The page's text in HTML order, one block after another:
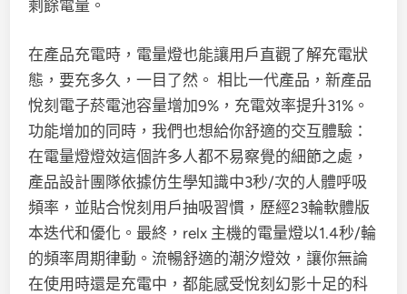
剩餘電量。
在產品充電時，電量燈也能讓用戶直觀了解充電狀
態，要充多久，一目了然。 相比一代產品，新產品
悅刻電子菸電池容量增加9%，充電效率提升31%。
功能增加的同時，我們也想給你舒適的交互體驗：
在電量燈燈效這個許多人都不易察覺的細節之處，
產品設計團隊依據仿生學知識中3秒/次的人體呼吸
頻率，並貼合悅刻用戶抽吸習慣，歷經23輪軟體版
本迭代和優化。最終，relx 主機的電量燈以1.4秒/輪
的頻率周期律動。流暢舒適的潮汐燈效，讓你無論
在使用時還是充電中，都能感受悅刻幻影十足的科